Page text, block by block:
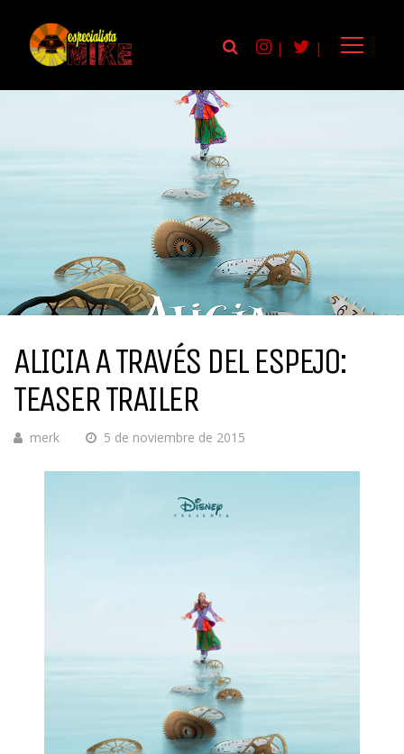
| |
ALICIA A TRAVÉS DEL ESPEJO:
TEASER TRAILER
merk 5 de noviembre de 2015